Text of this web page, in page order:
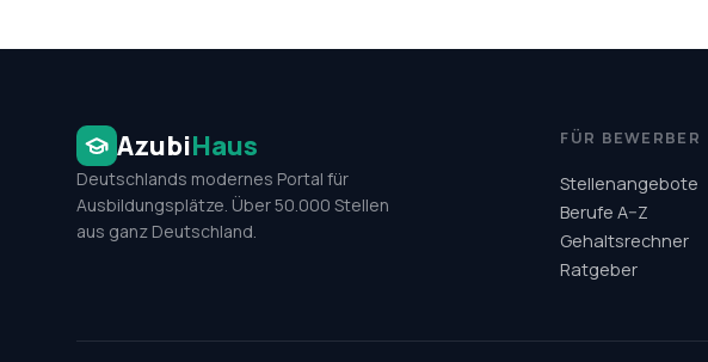
AzubiHaus
Deutschlands modernes Portal für
Ausbildungsplätze. Über 50.000 Stellen
aus ganz Deutschland.
FÜR BEWERBER
Stellenangebote
Berufe A–Z
Gehaltsrechner
Ratgeber